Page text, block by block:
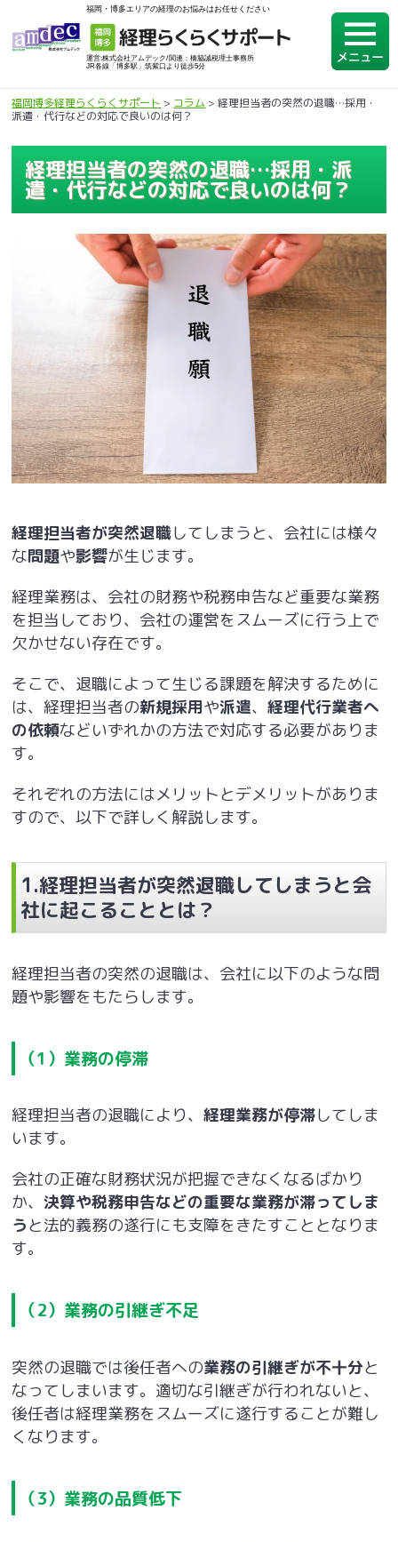
福岡・博多エリアの経理のお悩みはお任せください
運営:株式会社アムデック/関連：橋脇誠税理士事務所
JR各線「博多駅」筑紫口より徒歩5分
福岡博多経理らくらくサポート > コラム >経理担当者の突然の退職…採用・
派遣・代行などの対応で良いのは何？
経理担当者の突然の退職…採用・派
遣・代行などの対応で良いのは何？
経理担当者が突然退職してしまうと、会社には様々
な問題や影響が生じます。
経理業務は、会社の財務や税務申告など重要な業務
を担当しており、会社の運営をスムーズに行う上で
欠かせない存在です。
そこで、退職によって生じる課題を解決するために
は、経理担当者の新規採用や派遣、経理代行業者へ
の依頼などいずれかの方法で対応する必要がありま
す。
それぞれの方法にはメリットとデメリットがありま
すので、以下で詳しく解説します。
1.経理担当者が突然退職してしまうと会
社に起こることとは？
経理担当者の突然の退職は、会社に以下のような問
題や影響をもたらします。
（1）業務の停滞
経理担当者の退職により、経理業務が停滞してしま
います。
会社の正確な財務状況が把握できなくなるばかり
か、決算や税務申告などの重要な業務が滞ってしま
うと法的義務の遂行にも支障をきたすこととなりま
す。
（2）業務の引継ぎ不足
突然の退職では後任者への業務の引継ぎが不十分と
なってしまいます。適切な引継ぎが行われないと、
後任者は経理業務をスムーズに遂行することが難し
くなります。
（3）業務の品質低下